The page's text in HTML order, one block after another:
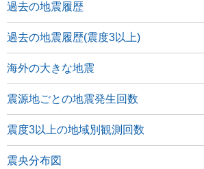
過去の地震履歴
過去の地震履歴(震度3以上)
海外の大きな地震
震源地ごとの地震発生回数
震度3以上の地域別観測回数
震央分布図